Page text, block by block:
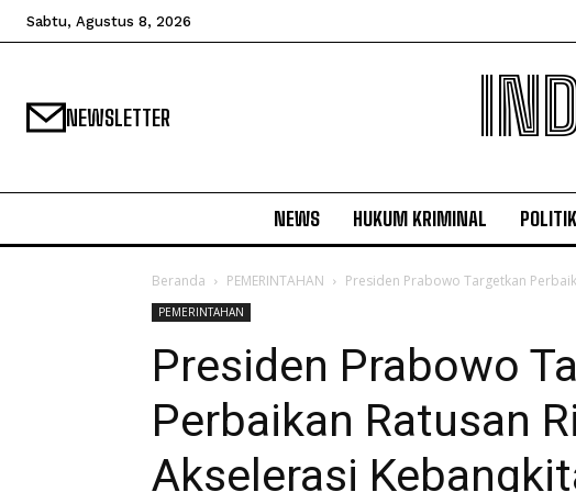
Sabtu, Agustus 8, 2026
NEWSLETTER
NEWS HUKUM KRIMINAL POLITIK
Beranda PEMERINTAHAN Presiden Prabowo Targetkan
PEMERINTAHAN
Presiden Prabowo
Perbaikan Ratusan
Akselerasi